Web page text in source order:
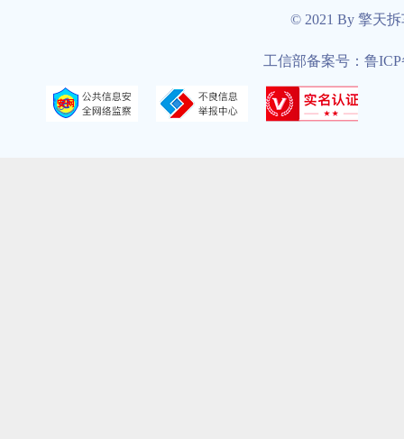
© 2021 By 擎天
工信部备案号：鲁